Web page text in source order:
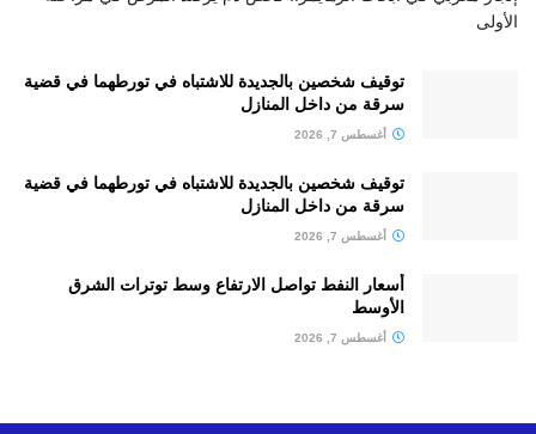
الأولى
توقيف شخصين بالجديدة للاشتباه في تورطهما في قضية
سرقة من داخل المنازل
أغسطس 7, 2026
توقيف شخصين بالجديدة للاشتباه في تورطهما في قضية
سرقة من داخل المنازل
أغسطس 7, 2026
أسعار النفط تواصل الارتفاع وسط توترات الشرق
الأوسط
أغسطس 7, 2026